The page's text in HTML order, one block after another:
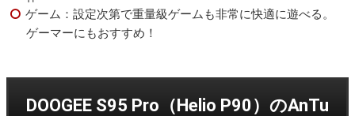
ゲーム：設定次第で重量級ゲームも非常に快適に遊べる。
ゲーマーにもおすすめ！
DOOGEE S95 Pro（Helio P90）のAnTu